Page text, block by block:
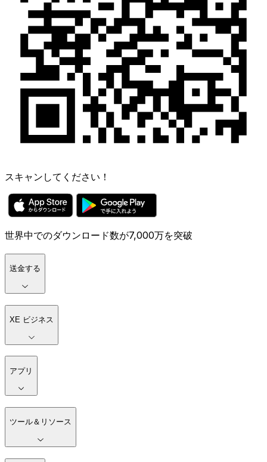
スキャンしてください！
世界中でのダウンロード数が7,000万を突破
送金する
XE ビジネス
アプリ
ツール＆リソース